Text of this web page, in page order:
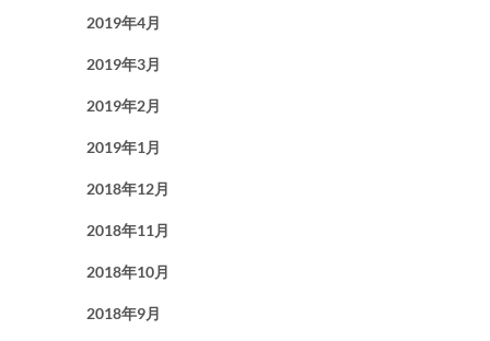
2019年4月
2019年3月
2019年2月
2019年1月
2018年12月
2018年11月
2018年10月
2018年9月